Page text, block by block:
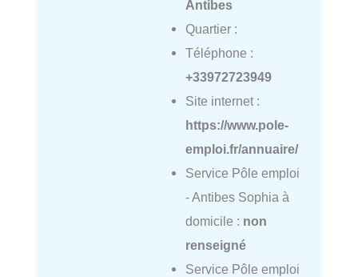
Antibes
Quartier :
Téléphone :
+33972723949
Site internet :
https://www.pole-
emploi.fr/annuaire/
Service Pôle emploi
- Antibes Sophia à
domicile : non
renseigné
Service Pôle emploi